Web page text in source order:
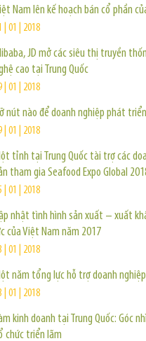
Nam lên kế hoạch bán cổ phần
| 01 | 2018
JD mở các siêu thị truyền
cao tại Trung Quốc
| 01 | 2018
nút nào để doanh nghiệp phát
| 01 | 2018
tỉnh tại Trung Quốc tài trợ các
tham gia Seafood Expo Global
| 01 | 2018
nhật tình hình sản xuất – xuất
của Việt Nam năm 2017
| 01 | 2018
năm tổng lực hỗ trợ doanh nghiệp
| 01 | 2018
kinh doanh tại Trung Quốc: Góc
chức triển lãm